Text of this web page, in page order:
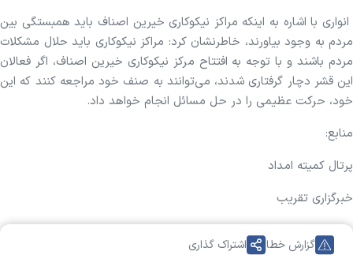
انواری با اشاره به اینکه مراکز نیکوکاری خیرین اصناف باید همبستگی بین
مردم به وجود بیاورند، خاطرنشان کرد: مراکز نیکوکاری باید حلال مشکلات
مردم باشند و با توجه به افتتاح مرکز نیکوکاری خیرین اصناف، اگر فعالان
این قشر دچار گرفتاری شدند، می‌توانند به صنف خود مراجعه کنند که این
خود، حرکت عظیمی را در حل مسائل انجام خواهد داد.
منابع:
پرتال کمیته امداد
خبرگزاری تقریب
گزارش خطا اشتراک گذاری